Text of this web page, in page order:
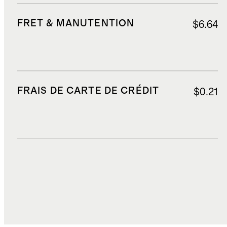
FRET & MANUTENTION $6.64
FRAIS DE CARTE DE CRÉDIT $0.21